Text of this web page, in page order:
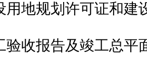
用地规划许可证和
验收报告及竣工总